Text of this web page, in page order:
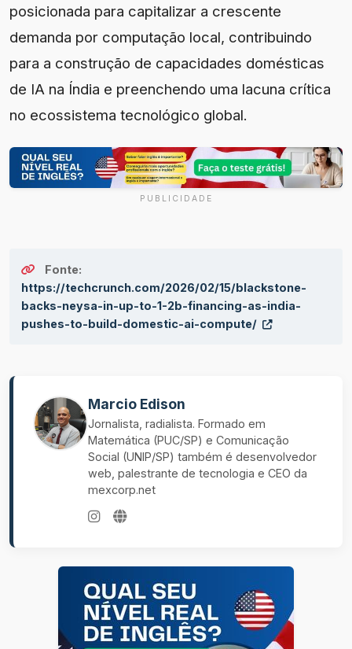
posicionada para capitalizar a crescente
demanda por computação local, contribuindo
para a construção de capacidades domésticas
de IA na Índia e preenchendo uma lacuna crítica
no ecossistema tecnológico global.
PUBLICIDADE
Fonte:
https://techcrunch.com/2026/02/15/blackstone-
backs-neysa-in-up-to-1-2b-financing-as-india-
pushes-to-build-domestic-ai-compute/
Marcio Edison
Jornalista, radialista. Formado em
Matemática (PUC/SP) e Comunicação
Social (UNIP/SP) também é desenvolvedor
web, palestrante de tecnologia e CEO da
mexcorp.net